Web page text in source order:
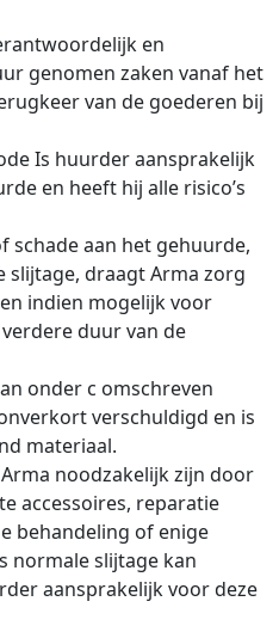
en
genomen zaken vanaf het
van de goederen bij
Is huurder aansprakelijk
en heeft hij alle risico’s
schade aan het gehuurde,
slijtage, draagt Arma zorg
indien mogelijk voor
duur van de
onder c omschreven
verschuldigd en is
materiaal.
noodzakelijk zijn door
accessoires, reparatie
behandeling of enige
normale slijtage kan
aansprakelijk voor deze